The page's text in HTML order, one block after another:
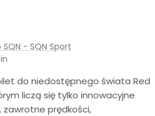
- SQN Sport
do niedostępnego świata Red
liczą się tylko innowacyjne
prędkości,